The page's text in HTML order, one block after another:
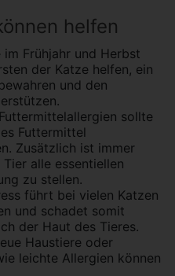
helfen
im Frühjahr und Herbst
der Katze helfen, ein
und den
sollte
Futtermittel
Zusätzlich ist immer
alle essentiellen
zu stellen.
führt bei vielen Katzen
und schadet somit
der Haut des Tieres.
Haustiere oder
leichte Allergien können